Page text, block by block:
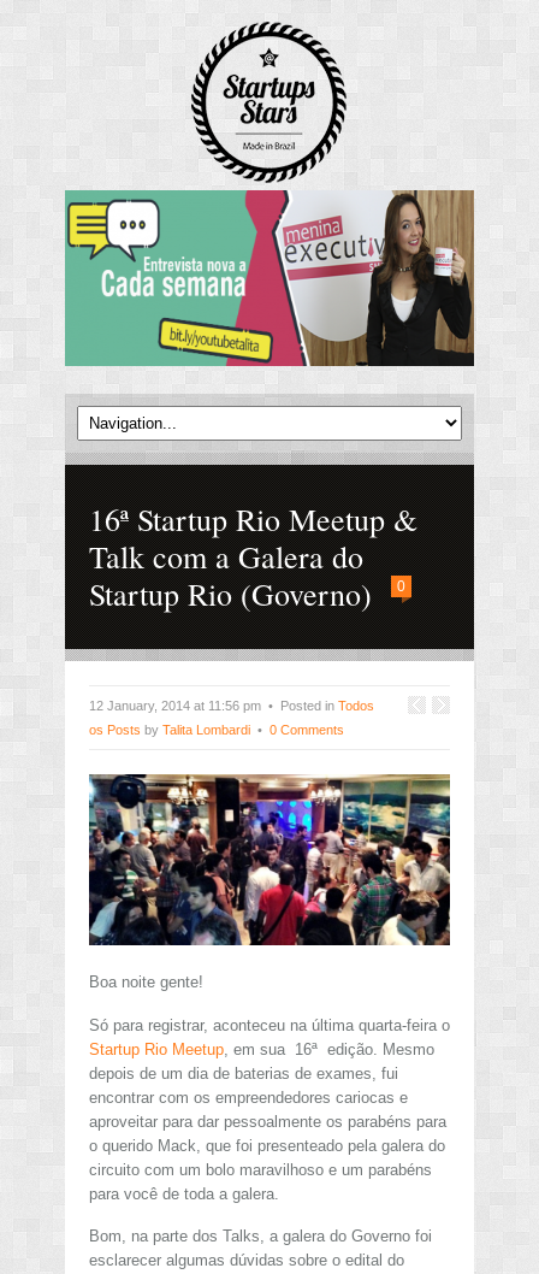
16ª Startup Rio Meetup &
Talk com a Galera do
Startup Rio (Governo)
0
12 January, 2014 at 11:56 pm • Posted in Todos
os Posts by Talita Lombardi • 0 Comments
Boa noite gente!
Só para registrar, aconteceu na última quarta-feira o
Startup Rio Meetup , em sua 16ª edição. Mesmo
depois de um dia de baterias de exames, fui
encontrar com os empreendedores cariocas e
aproveitar para dar pessoalmente os parabéns para
o querido Mack, que foi presenteado pela galera do
circuito com um bolo maravilhoso e um parabéns
para você de toda a galera.
Bom, na parte dos Talks, a galera do Governo foi
esclarecer algumas dúvidas sobre o edital do